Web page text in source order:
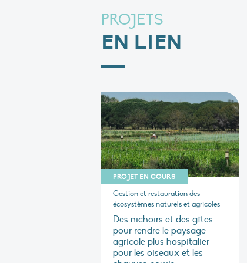
PROJETS
EN LIEN
PROJET EN COURS
Gestion et restauration des
écosystèmes naturels et agricoles
Des nichoirs et des gîtes
pour rendre le paysage
agricole plus hospitalier
pour les oiseaux et les